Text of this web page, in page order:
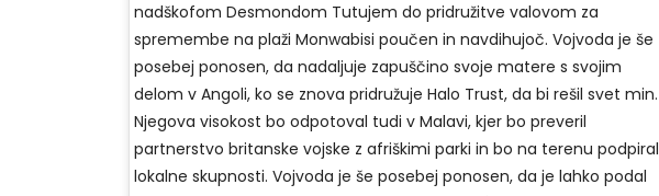
nadškofom Desmondom Tutujem do pridružitve valovom za
spremembe na plaži Monwabisi poučen in navdihujoč. Vojvoda je še
posebej ponosen, da nadaljuje zapuščino svoje matere s svojim
delom v Angoli, ko se znova pridružuje Halo Trust, da bi rešil svet min.
Njegova visokost bo odpotoval tudi v Malavi, kjer bo preveril
partnerstvo britanske vojske z afriškimi parki in bo na terenu podpiral
lokalne skupnosti. Vojvoda je še posebej ponosen, da je lahko podal